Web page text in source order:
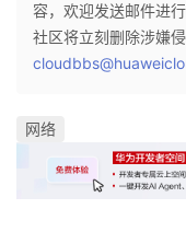
容，欢迎发送邮件进
社区将立刻删除涉嫌
网络